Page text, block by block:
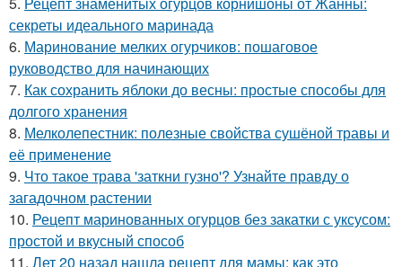
секреты идеального маринада
6. Маринование мелких огурчиков: пошаговое
руководство для начинающих
7. Как сохранить яблоки до весны: простые способы для
долгого хранения
8. Мелколепестник: полезные свойства сушёной травы и
её применение
9. Что такое трава 'заткни гузно'? Узнайте правду о
загадочном растении
10. Рецепт маринованных огурцов без закатки с уксусом:
простой и вкусный способ
11. Лет 20 назад нашла рецепт для мамы: как это